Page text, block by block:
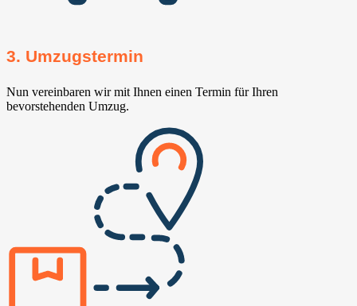
3. Umzugstermin
Nun vereinbaren wir mit Ihnen einen Termin für Ihren
bevorstehenden Umzug.